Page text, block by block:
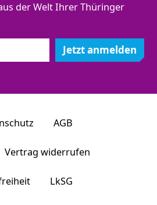
der Welt Ihrer Thüringer
Jetzt anmelden
AGB
Vertrag widerrufen
LkSG